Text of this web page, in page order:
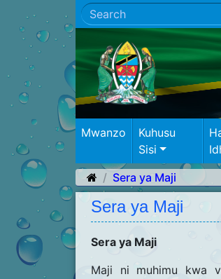
Mwanzo
Kuhusu
Sisi
Sera ya Maji
Sera ya Maji
Sera ya Maji
Maji ni muhimu kwa